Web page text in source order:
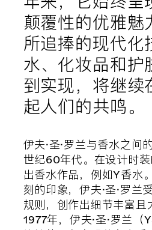
颠覆性的优雅魅
所追捧的现代化
水、化妆品和护
到实现，将继续
起人们的共鸣。
伊夫·圣·罗兰与香水之间
世纪60年代。在设计时
出香水作品，例如Y香水
刻的印象，伊夫·圣·罗兰
规则，创作出细节丰富且
1977年，伊夫·圣·罗兰（